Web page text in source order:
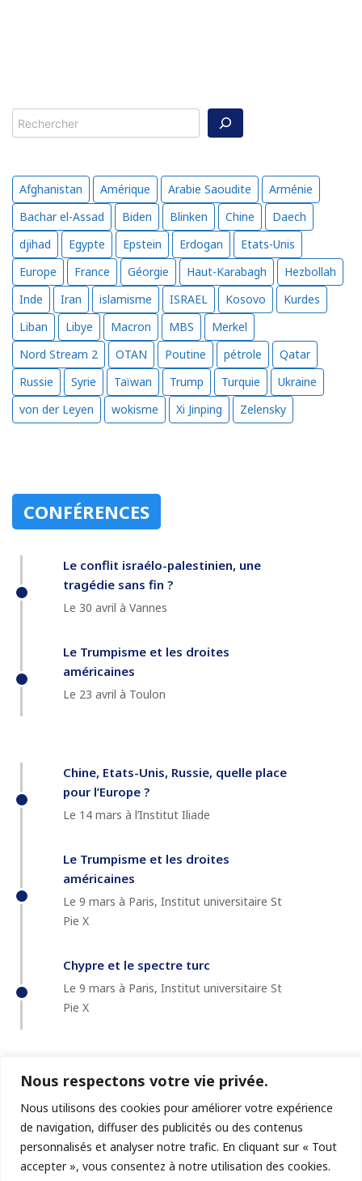
Nous respectons votre vie privée.
Nous utilisons des cookies pour améliorer votre expérience
de navigation, diffuser des publicités ou des contenus
personnalisés et analyser notre trafic. En cliquant sur « Tout
accepter », vous consentez à notre utilisation des cookies.
Rechercher
Afghanistan Amérique Arabie Saoudite
Arménie
Bachar el-Assad
Biden Blinken Chine
Daech
djihad
Egypte Epstein Erdogan
Etats-Unis
Europe
France Géorgie Haut-Karabagh
Hezbollah
Inde
Iran islamisme ISRAEL Kosovo
Kurdes
Liban
Libye Macron MBS
Merkel
Nord Stream 2
OTAN Poutine pétrole
Qatar
Russie
Syrie Taïwan Trump Turquie
Ukraine
von der Leyen
wokisme Xi Jinping Zelensky
CONFÉRENCES
Le conflit israélo-palestinien, une
tragédie sans fin ?
Le 30 avril à Vannes
Le Trumpisme et les droites
américaines
Le 23 avril à Toulon
Chine, Etats-Unis, Russie, quelle place
pour l’Europe ?
Le 14 mars à l’Institut Iliade
Le Trumpisme et les droites
américaines
Le 9 mars à Paris, Institut universitaire St
Pie X
Chypre et le spectre turc
Le 9 mars à Paris, Institut universitaire St
Pie X